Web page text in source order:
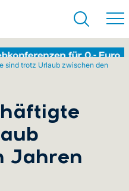
sind trotz Urlaub zwischen den
Jahren